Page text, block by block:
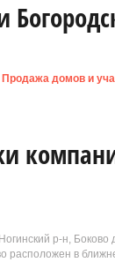
Продажа домов и
р-н, Боково
расположен в